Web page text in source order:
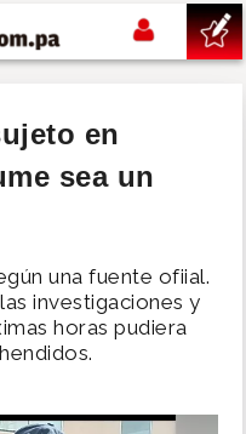
en
sea un
una fuente ofiial.
investigaciones y
horas pudiera